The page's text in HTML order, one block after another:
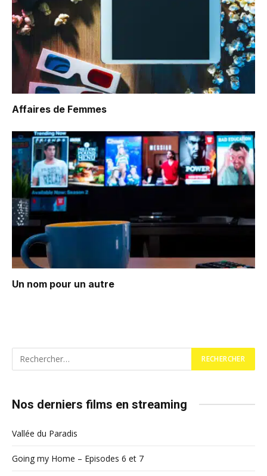
Affaires de Femmes
Un nom pour un autre
Nos derniers films en streaming
Vallée du Paradis
Going my Home – Episodes 6 et 7